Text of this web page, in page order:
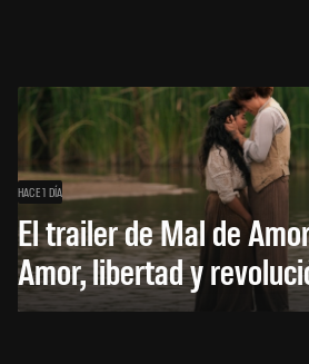
HACE 1 DÍA
El trailer de Mal de
Amor, libertad y